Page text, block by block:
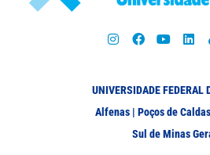
UNIVERSIDADE FEDERAL
Alfenas | Poços de
Sul de Minas